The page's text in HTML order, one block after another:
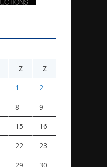
Z Z
1 2
8 9
15 16
22 23
29 30